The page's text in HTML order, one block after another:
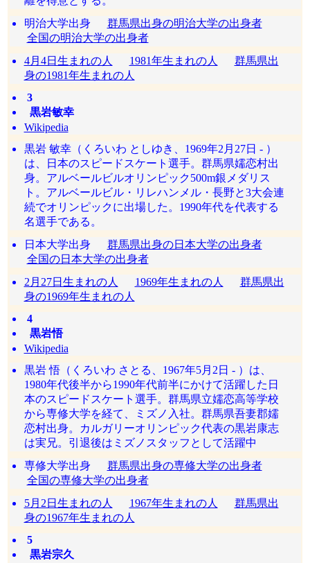
明治大学出身 群馬県出身の明治大学の出身者
全国の明治大学の出身者
4月4日生まれの人
1981年生まれの人
群馬県出
身の1981年生まれの人
3
黒岩敏幸
Wikipedia
黒岩 敏幸（くろいわ としゆき、1969年2月27日 - ）
は、日本のスピードスケート選手。群馬県嬬恋村出
身。アルベールビルオリンピック500m銀メダリス
ト。アルベールビル・リレハンメル・長野と3大会連
続でオリンピックに出場した。1990年代を代表する
名選手である。
日本大学出身 群馬県出身の日本大学の出身者
全国の日本大学の出身者
2月27日生まれの人
1969年生まれの人
群馬県出
身の1969年生まれの人
4
黒岩悟
Wikipedia
黒岩 悟（くろいわ さとる、1967年5月2日 - ）は、
1980年代後半から1990年代前半にかけて活躍した日
本のスピードスケート選手。群馬県立嬬恋高等学校
から専修大学を経て、ミズノ入社。群馬県吾妻郡嬬
恋村出身。カルガリーオリンピック代表の黒岩康志
は実兄。引退後はミズノスタッフとして活躍中
専修大学出身 群馬県出身の専修大学の出身者
全国の専修大学の出身者
5月2日生まれの人
1967年生まれの人
群馬県出
身の1967年生まれの人
5
黒岩宗久